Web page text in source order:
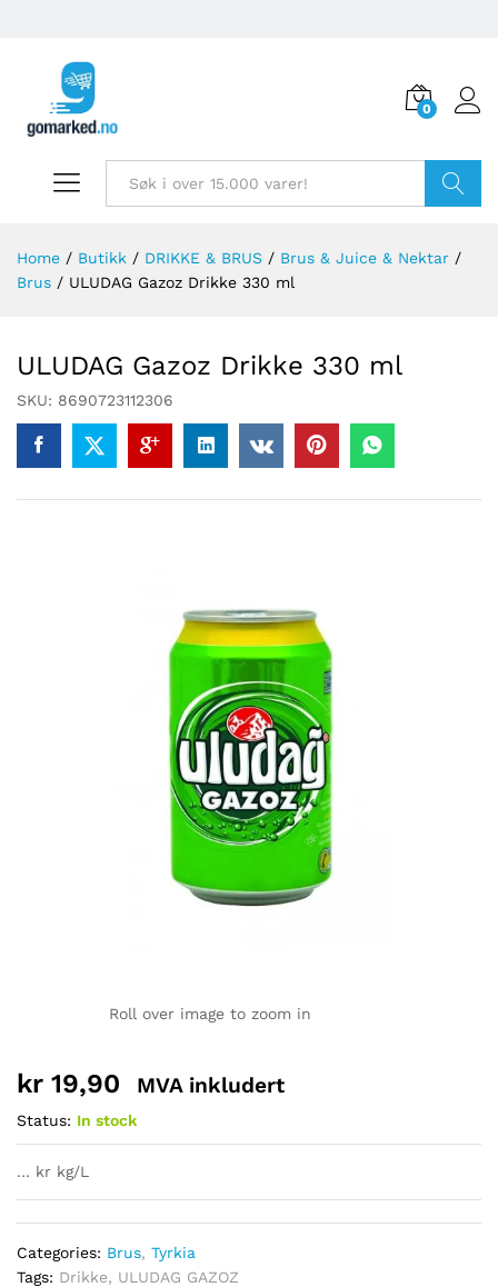
0
Home / Butikk / DRIKKE & BRUS / Brus & Juice & Nektar /
Brus / ULUDAG Gazoz Drikke 330 ml
ULUDAG Gazoz Drikke 330 ml
SKU: 8690723112306
Roll over image to zoom in
kr 19,90 MVA inkludert
Status: In stock
… kr kg/L
Categories: Brus, Tyrkia
Tags: Drikke, ULUDAG GAZOZ